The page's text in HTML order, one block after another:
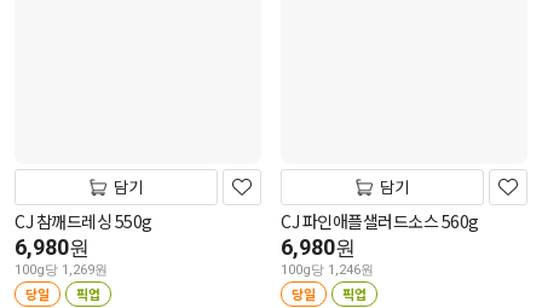
담기
CJ 참깨드레싱 550g
6,980원
100g당 1,269원
당일 픽업
담기
CJ 파인애플샐러드소스 560g
6,980원
100g당 1,246원
당일 픽업